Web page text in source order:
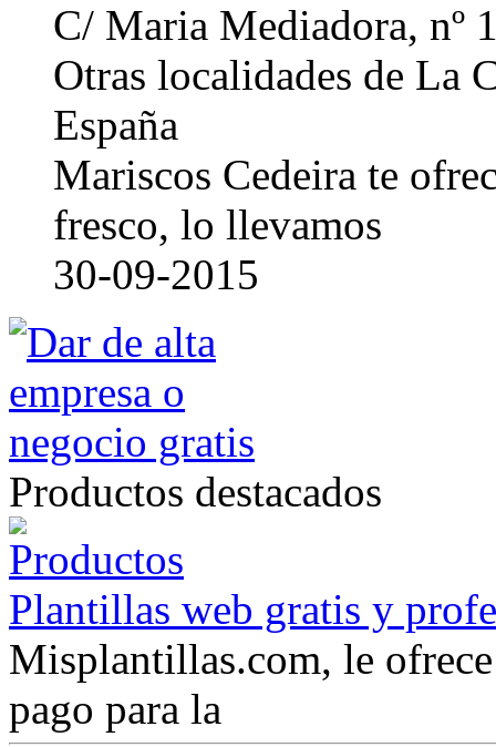
C/ Maria Mediadora, nº
Otras localidades de La
España
Mariscos Cedeira te
fresco, lo llevamos
30-09-2015
Productos destacados
Plantillas web gratis y
Misplantillas.com, le
pago para la